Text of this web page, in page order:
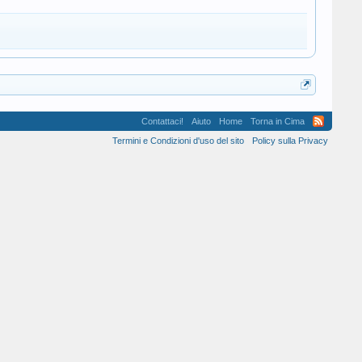
Contattaci! Aiuto Home
Torna in Cima
Termini e Condizioni d'uso del sito
Policy sulla Privacy